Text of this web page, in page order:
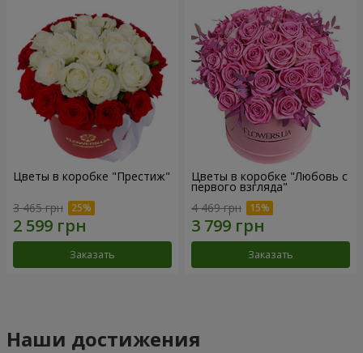
Цветы в коробке "Престиж"
3 465 грн
Заказать
Цветы в коробке "Любовь с
первого взгляда"
4 469 грн
Заказать
Наши достижения